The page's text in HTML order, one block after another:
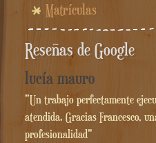
Matrículas
Reseñas de Google
lucía mauro
"Un trabajo perfectamente
atendida. Gracias Francesco,
profesionalidad"